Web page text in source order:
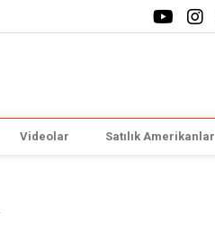
Videolar Satılık Amerikanlar